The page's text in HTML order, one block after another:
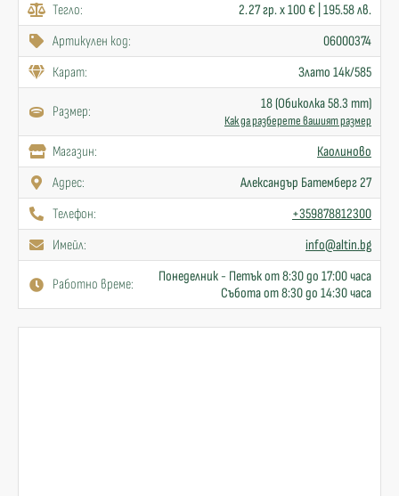
Тегло:
2.27 гр. x 100 € | 195.58 лв.
Артикулен код:
06000374
Карат:
Злато 14к/585
Размер: 18 (Обиколка 58.3 mm)
Как да разберете вашият размер
Mагазин:
Каолиново
Адрес:
Александър Батемберг 27
Телефон:
+359878812300
Имейл:
info@altin.bg
Работно време:
Понеделник - Петък от 8:30 до 17:00 часа
Събота от 8:30 до 14:30 часа